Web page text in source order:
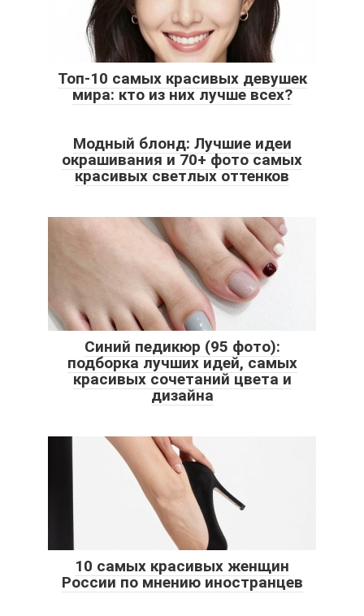
Топ-10 самых красивых девушек
мира: кто из них лучше всех?
Модный блонд: Лучшие идеи
окрашивания и 70+ фото самых
красивых светлых оттенков
Синий педикюр (95 фото):
подборка лучших идей, самых
красивых сочетаний цвета и
дизайна
10 самых красивых женщин
России по мнению иностранцев